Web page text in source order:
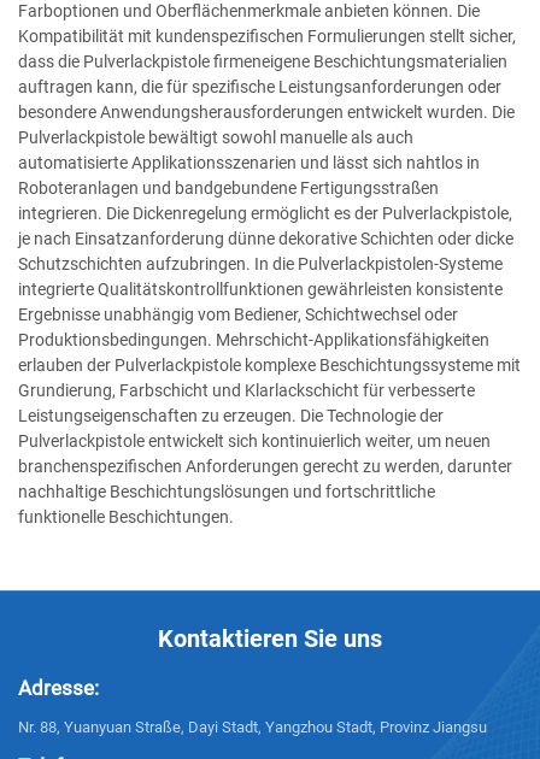
Farboptionen und Oberflächenmerkmale anbieten können. Die
Kompatibilität mit kundenspezifischen Formulierungen stellt sicher,
dass die Pulverlackpistole firmeneigene Beschichtungsmaterialien
auftragen kann, die für spezifische Leistungsanforderungen oder
besondere Anwendungsherausforderungen entwickelt wurden. Die
Pulverlackpistole bewältigt sowohl manuelle als auch
automatisierte Applikationsszenarien und lässt sich nahtlos in
Roboteranlagen und bandgebundene Fertigungsstraßen
integrieren. Die Dickenregelung ermöglicht es der Pulverlackpistole,
je nach Einsatzanforderung dünne dekorative Schichten oder dicke
Schutzschichten aufzubringen. In die Pulverlackpistolen-Systeme
integrierte Qualitätskontrollfunktionen gewährleisten konsistente
Ergebnisse unabhängig vom Bediener, Schichtwechsel oder
Produktionsbedingungen. Mehrschicht-Applikationsfähigkeiten
erlauben der Pulverlackpistole komplexe Beschichtungssysteme mit
Grundierung, Farbschicht und Klarlackschicht für verbesserte
Leistungseigenschaften zu erzeugen. Die Technologie der
Pulverlackpistole entwickelt sich kontinuierlich weiter, um neuen
branchenspezifischen Anforderungen gerecht zu werden, darunter
nachhaltige Beschichtungslösungen und fortschrittliche
funktionelle Beschichtungen.
Kontaktieren Sie uns
Adresse:
Nr. 88, Yuanyuan Straße, Dayi Stadt, Yangzhou Stadt, Provinz Jiangsu